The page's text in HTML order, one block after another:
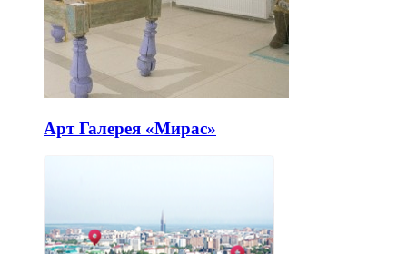
Арт Галерея «Мирас»